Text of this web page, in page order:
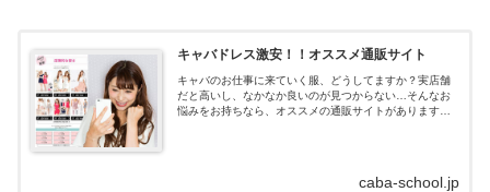
キャバドレス激安！！オススメ通販サイト
キャバのお仕事に来ていく服、どうしてますか？実店舗
だと高いし、なかなか良いのが見つからない…そんなお
悩みをお持ちなら、オススメの通販サイトがあります！
caba-school.jp